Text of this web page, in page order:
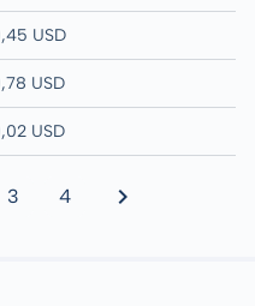
USD
USD
USD
3 4